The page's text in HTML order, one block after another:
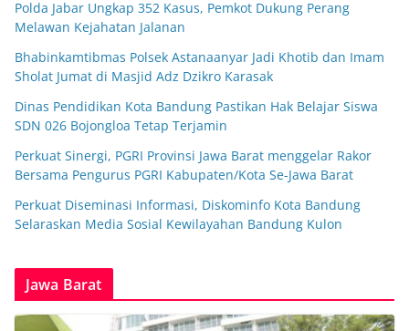
Polda Jabar Ungkap 352 Kasus, Pemkot Dukung Perang
Melawan Kejahatan Jalanan
Bhabinkamtibmas Polsek Astanaanyar Jadi Khotib dan Imam
Sholat Jumat di Masjid Adz Dzikro Karasak
Dinas Pendidikan Kota Bandung Pastikan Hak Belajar Siswa
SDN 026 Bojongloa Tetap Terjamin
Perkuat Sinergi, PGRI Provinsi Jawa Barat menggelar Rakor
Bersama Pengurus PGRI Kabupaten/Kota Se-Jawa Barat
Perkuat Diseminasi Informasi, Diskominfo Kota Bandung
Selaraskan Media Sosial Kewilayahan Bandung Kulon
Jawa Barat